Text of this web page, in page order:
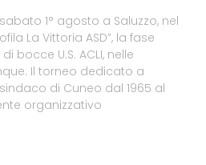
1° agosto a Saluzzo, nel
La Vittoria ASD”, la fase
bocce U.S. ACLI, nelle
Il torneo dedicato a
di Cuneo dal 1965 al
organizzativo